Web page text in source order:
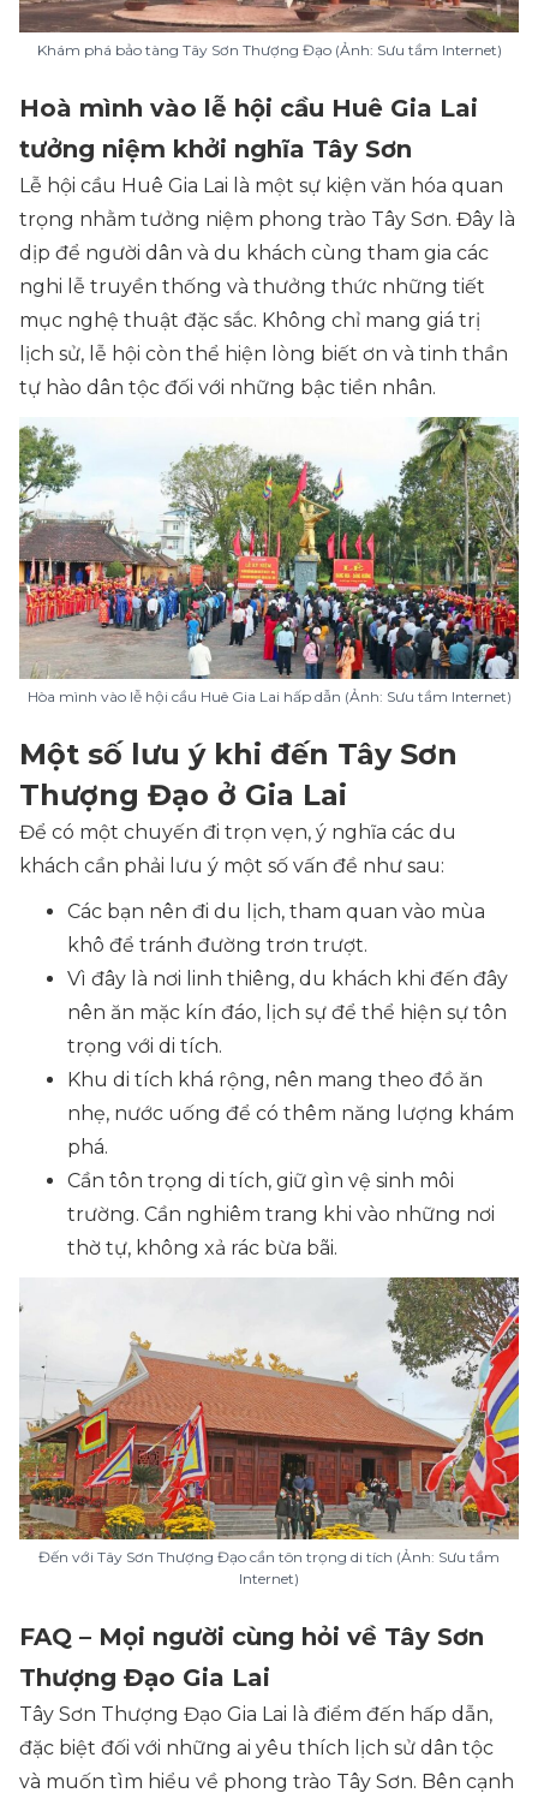
Khám phá bảo tàng Tây Sơn Thượng Đạo (Ảnh: Sưu tầm Internet)
Hoà mình vào lễ hội cầu Huê Gia Lai
tưởng niệm khởi nghĩa Tây Sơn
Lễ hội cầu Huê Gia Lai là một sự kiện văn hóa quan
trọng nhằm tưởng niệm phong trào Tây Sơn. Đây là
dịp để người dân và du khách cùng tham gia các
nghi lễ truyền thống và thưởng thức những tiết
mục nghệ thuật đặc sắc. Không chỉ mang giá trị
lịch sử, lễ hội còn thể hiện lòng biết ơn và tinh thần
tự hào dân tộc đối với những bậc tiền nhân.
Hòa mình vào lễ hội cầu Huê Gia Lai hấp dẫn (Ảnh: Sưu tầm Internet)
Một số lưu ý khi đến Tây Sơn
Thượng Đạo ở Gia Lai
Để có một chuyến đi trọn vẹn, ý nghĩa các du
khách cần phải lưu ý một số vấn đề như sau:
Các bạn nên đi du lịch, tham quan vào mùa
khô để tránh đường trơn trượt.
Vì đây là nơi linh thiêng, du khách khi đến đây
nên ăn mặc kín đáo, lịch sự để thể hiện sự tôn
trọng với di tích.
Khu di tích khá rộng, nên mang theo đồ ăn
nhẹ, nước uống để có thêm năng lượng khám
phá.
Cần tôn trọng di tích, giữ gìn vệ sinh môi
trường. Cần nghiêm trang khi vào những nơi
thờ tự, không xả rác bừa bãi.
Đến với Tây Sơn Thượng Đạo cần tôn trọng di tích (Ảnh: Sưu tầm
Internet)
FAQ – Mọi người cùng hỏi về Tây Sơn
Thượng Đạo Gia Lai
Tây Sơn Thượng Đạo Gia Lai là điểm đến hấp dẫn,
đặc biệt đối với những ai yêu thích lịch sử dân tộc
và muốn tìm hiểu về phong trào Tây Sơn. Bên cạnh